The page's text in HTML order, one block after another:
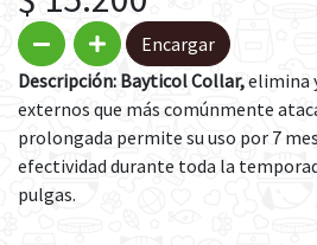
Encargar
Descripción: Bayticol Collar,elimina
externos que más comúnmente
prolongada permite su uso por 7
efectividad durante toda la
pulgas.